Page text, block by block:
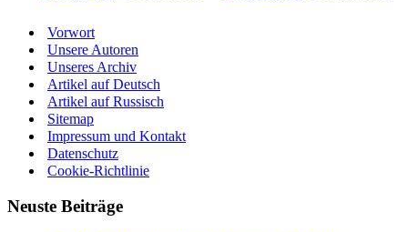
Vorwort
Unsere Autoren
Unseres Archiv
Artikel auf Deutsch
Artikel auf Russisch
Sitemap
Impressum und Kontakt
Datenschutz
Cookie-Richtlinie
Neuste Beiträge